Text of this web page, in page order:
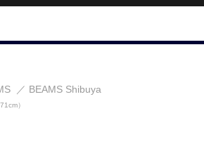
BEAMS Shibuya
）